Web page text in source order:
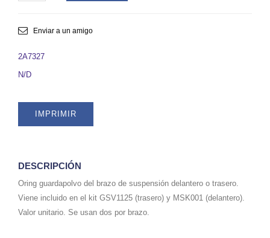
(TRASERO
DELANTERO),
DE
KITS
GSV1125
Y
2A7327
Enviar a un amigo
2A7327
N/D
IMPRIMIR
DESCRIPCIÓN
Oring guardapolvo del brazo de suspensión delantero o trasero.
Viene incluido en el kit GSV1125 (trasero) y MSK001 (delantero).
Valor unitario. Se usan dos por brazo.